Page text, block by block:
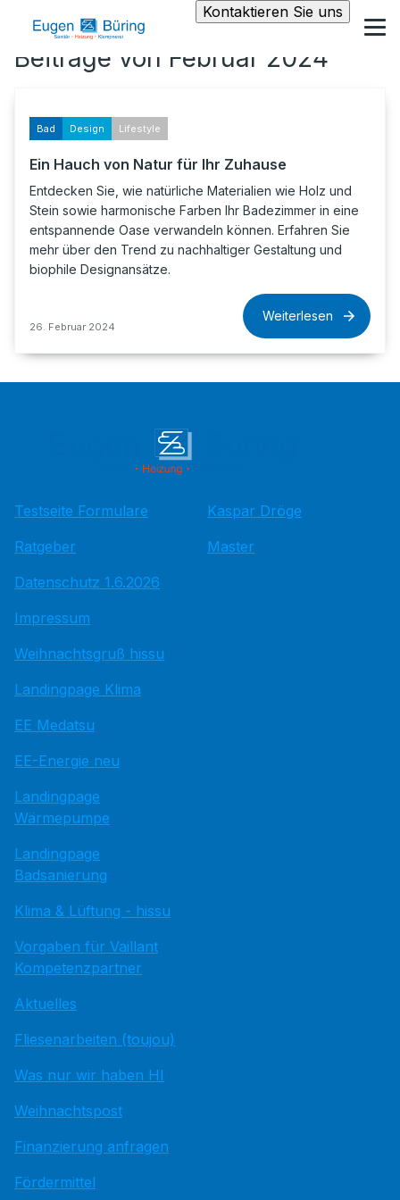
Kontaktieren Sie uns
Beiträge von Februar 2024
Bad Design Lifestyle
Ein Hauch von Natur für Ihr Zuhause
Entdecken Sie, wie natürliche Materialien wie Holz und
Stein sowie harmonische Farben Ihr Badezimmer in eine
entspannende Oase verwandeln können. Erfahren Sie
mehr über den Trend zu nachhaltiger Gestaltung und
biophile Designansätze.
26. Februar 2024
Weiterlesen
Testseite Formulare
Ratgeber
Datenschutz 1.6.2026
Impressum
Weihnachtsgruß hissu
Landingpage Klima
EE Medatsu
EE-Energie neu
Landingpage
Wärmepumpe
Landingpage
Badsanierung
Klima & Lüftung - hissu
Vorgaben für Vaillant
Kompetenzpartner
Aktuelles
Fliesenarbeiten (toujou)
Was nur wir haben HI
Weihnachtspost
Finanzierung anfragen
Fördermittel
Kaspar Dröge
Master